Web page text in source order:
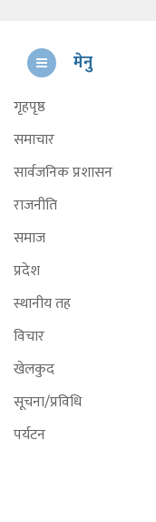
मेनु
गृहपृष्ठ
समाचार
सार्वजनिक प्रशासन
राजनीति
समाज
प्रदेश
स्थानीय तह
विचार
खेलकुद
सूचना/प्रविधि
पर्यटन